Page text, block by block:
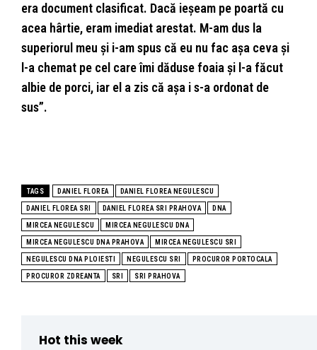
era document clasificat. Dacă ieşeam pe poartă cu
acea hârtie, eram imediat arestat. M-am dus la
superiorul meu şi i-am spus că eu nu fac aşa ceva şi
l-a chemat pe cel care îmi dăduse foaia şi l-a făcut
albie de porci, iar el a zis că aşa i s-a ordonat de
sus”.
TAGS DANIEL FLOREA DANIEL FLOREA NEGULESCU
DANIEL FLOREA SRI DANIEL FLOREA SRI PRAHOVA DNA
MIRCEA NEGULESCU MIRCEA NEGULESCU DNA
MIRCEA NEGULESCU DNA PRAHOVA MIRCEA NEGULESCU SRI
NEGULESCU DNA PLOIESTI NEGULESCU SRI PROCUROR PORTOCALA
PROCUROR ZDREANTA SRI SRI PRAHOVA
Hot this week